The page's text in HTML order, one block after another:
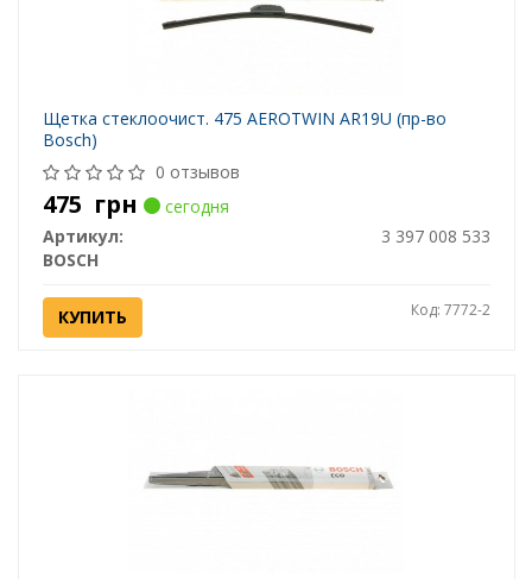
Щетка стеклоочист. 475 AEROTWIN AR19U (пр-во
Bosch)
0 отзывов
475 грн
сегодня
Артикул:
3 397 008 533
BOSCH
КУПИТЬ Код: 7772-2